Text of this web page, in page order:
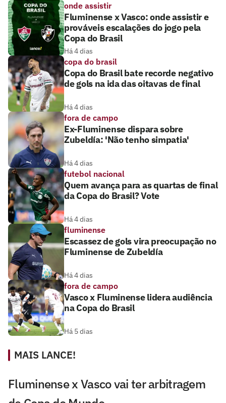
onde assistir
Fluminense x Vasco: onde assistir e
prováveis escalações do jogo pela
Copa do Brasil
Há 4 dias
copa do brasil
Copa do Brasil bate recorde negativo
de gols na ida das oitavas de final
Há 4 dias
fora de campo
Ex-Fluminense dispara sobre
Zubeldía: 'Não tenho simpatia'
Há 4 dias
futebol nacional
Quem avança para as quartas de final
da Copa do Brasil? Vote
Há 4 dias
fluminense
Escassez de gols vira preocupação no
Fluminense de Zubeldía
Há 4 dias
fora de campo
Vasco x Fluminense lidera audiência
na Copa do Brasil
Há 5 dias
MAIS LANCE!
Fluminense x Vasco vai ter arbitragem